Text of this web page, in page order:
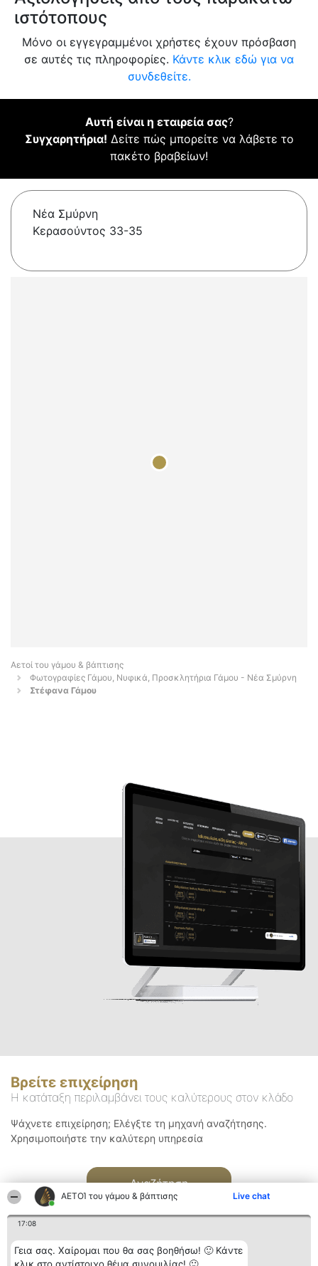
ΑΕΤΟΊ του γάμου & βάπτισης Live chat
17:08
Γεια σας. Χαίρομαι που θα σας βοηθήσω! 🙂 Κάντε
ιστότοπους
Μόνο οι εγγεγραμμένοι χρήστες έχουν πρόσβαση
σε αυτές τις πληροφορίες. Κάντε κλικ εδώ για να
συνδεθείτε.
Αυτή είναι η εταιρεία σας?
Συγχαρητήρια! Δείτε πώς μπορείτε να λάβετε το
πακέτο βραβείων!
Νέα Σμύρνη
Κερασούντος 33-35
Αετοί του γάμου & βάπτισης
Φωτογραφίες Γάμου, Νυφικά, Προσκλητήρια Γάμου - Νέα Σμύρνη
Στέφανα Γάμου
Βρείτε επιχείρηση
Η κατάταξη περιλαμβάνει τους καλύτερους στον κλάδο
Ψάχνετε επιχείρηση; Ελέγξτε τη μηχανή αναζήτησης.
Χρησιμοποιήστε την καλύτερη υπηρεσία
Αναζήτηση